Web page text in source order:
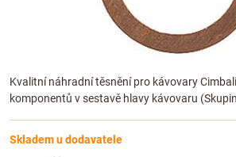
Kvalitní náhradní těsnění pro kávovary
komponentů v sestavě hlavy kávovaru
Skladem u dodavatele